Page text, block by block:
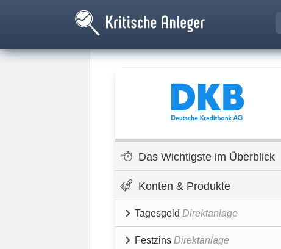
Das Wichtigste im Überblick
Konten & Produkte
Tagesgeld Direktanlage
Festzins Direktanlage